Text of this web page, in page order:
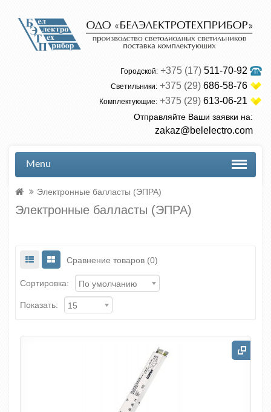
Городской: +375 (17) 511-70-92
Светильники: +375 (29) 686-58-76
Комплектующие: +375 (29) 613-06-21
Отправляйте Ваши заявки на:
zakaz@belelectro.com
Menu
Электронные балласты (ЭПРА)
Электронные балласты (ЭПРА)
Сравнение товаров (0)
Сортировка: По умолчанию
Показать: 15